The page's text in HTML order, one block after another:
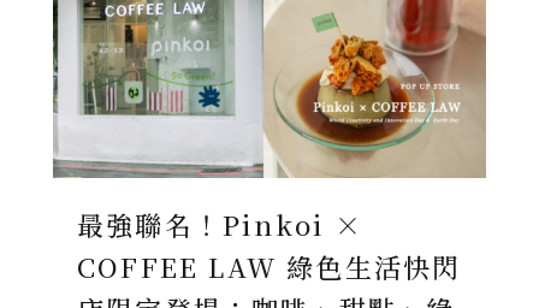
最強聯名！Pinkoi ×
COFFEE LAW 綠色生活快閃